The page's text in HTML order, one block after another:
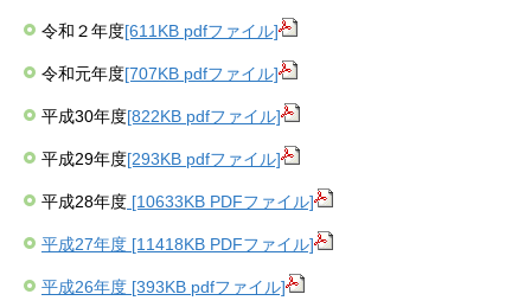
令和２年度[611KB pdfファイル]
令和元年度[707KB pdfファイル]
平成30年度[822KB pdfファイル]
平成29年度[293KB pdfファイル]
平成28年度 [10633KB PDFファイル]
平成27年度 [11418KB PDFファイル]
平成26年度 [393KB pdfファイル]